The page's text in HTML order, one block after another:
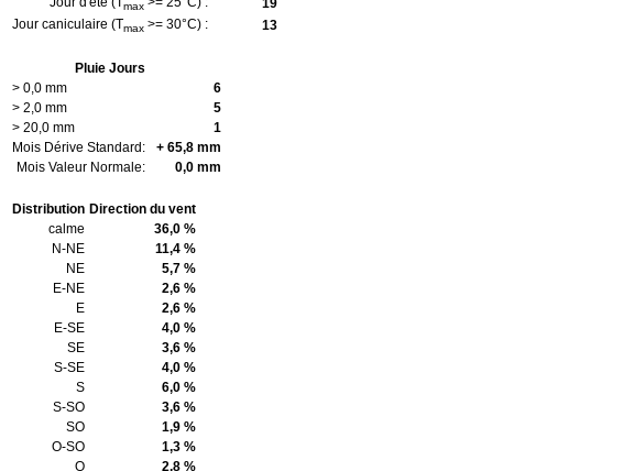
max
19
Jour caniculaire (Tmax >= 30°C) : 13
Pluie Jours
> 0,0 mm
6
> 2,0 mm
5
> 20,0 mm
1
Mois Dérive Standard:
+ 65,8 mm
Mois Valeur Normale:
0,0 mm
Distribution Direction du vent
calme
36,0 %
N-NE
11,4 %
NE
5,7 %
E-NE
2,6 %
E
2,6 %
E-SE
4,0 %
SE
3,6 %
S-SE
4,0 %
S
6,0 %
S-SO
3,6 %
SO
1,9 %
O-SO
1,3 %
O
2,8 %